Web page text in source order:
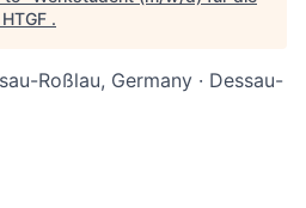
HTGF .
Roßlau, Germany · Dessau-